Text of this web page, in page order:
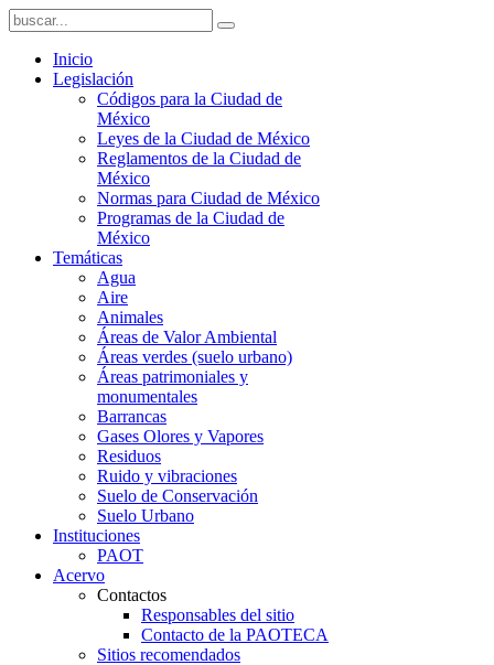
Inicio
Legislación
Códigos para la Ciudad de
México
Leyes de la Ciudad de México
Reglamentos de la Ciudad de
México
Normas para Ciudad de México
Programas de la Ciudad de
México
Temáticas
Agua
Aire
Animales
Áreas de Valor Ambiental
Áreas verdes (suelo urbano)
Áreas patrimoniales y
monumentales
Barrancas
Gases Olores y Vapores
Residuos
Ruido y vibraciones
Suelo de Conservación
Suelo Urbano
Instituciones
PAOT
Acervo
Contactos
Responsables del sitio
Contacto de la PAOTECA
Sitios recomendados